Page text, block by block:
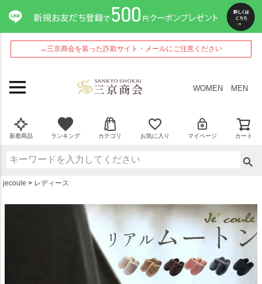
→三京商会を装った詐欺サイト・メールにご注意ください
WOMEN MEN
新着商品 ランキング カテゴリ お気に入り マイページ カート
jecoule レディース
ペー
ジト
ップ
へ